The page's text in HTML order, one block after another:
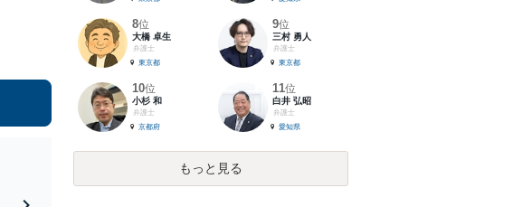
8位
大橋 卓生
弁護士
東京都
9位
三村 勇人
弁護士
東京都
10位
小杉 和
弁護士
京都府
11位
白井 弘昭
弁護士
愛知県
もっと見る